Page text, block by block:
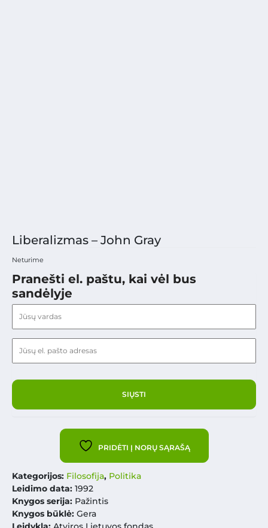
Liberalizmas – John Gray
Neturime
Pranešti el. paštu, kai vėl bus
sandėlyje
PRIDĖTI Į NORŲ SĄRAŠĄ
Kategorijos: Filosofija, Politika
Leidimo data: 1992
Knygos serija: Pažintis
Knygos būklė: Gera